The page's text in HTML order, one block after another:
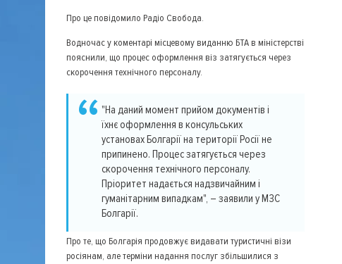
Про це повідомило Радіо Свобода.
Водночас у коментарі місцевому виданню БТА в міністерстві
пояснили, що процес оформлення віз затягується через
скорочення технічного персоналу.
"На даний момент прийом документів і
їхнє оформлення в консульських
установах Болгарії на території Росії не
припинено. Процес затягується через
скорочення технічного персоналу.
Пріоритет надається надзвичайним і
гуманітарним випадкам", – заявили у МЗС
Болгарії.
Про те, що Болгарія продовжує видавати туристичні візи
росіянам, але терміни надання послуг збільшилися з